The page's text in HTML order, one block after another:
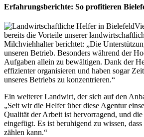
Erfahrungsberichte: So profitieren
bereits die Vorteile unserer
Milchviehhalter berichtet: „Die
unseren Betrieb. Besonders während der
Aufgaben allein zu bewältigen. Dank der
effizienter organisieren und haben sogar
unseres Betriebs zu konzentrieren.“
Ein weiterer Landwirt, der sich auf den
„Seit wir die Helfer über diese Agentur
Qualität der Arbeit ist hervorragend, und
eingefügt. Es ist beruhigend zu wissen,
zählen kann.“